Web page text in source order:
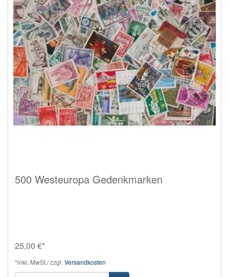
500 Westeuropa Gedenkmarken
25,00 €*
*inkl. MwSt./ zzgl. Versandkosten